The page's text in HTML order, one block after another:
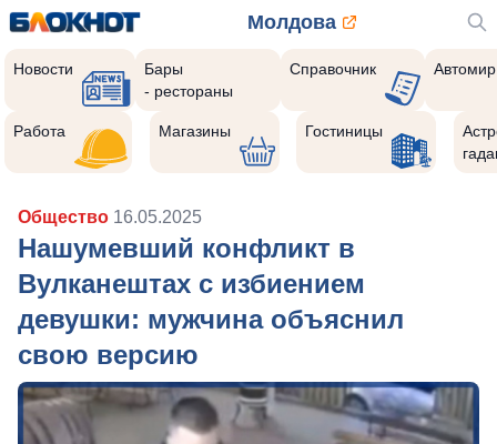
Молдова
Новости
Бары
- рестораны
Справочник Автомир
Работа Магазины Гостиницы
Общество 16.05.2025
Нашумевший конфликт в
Вулканештах с избиением
девушки: мужчина объяснил
свою версию